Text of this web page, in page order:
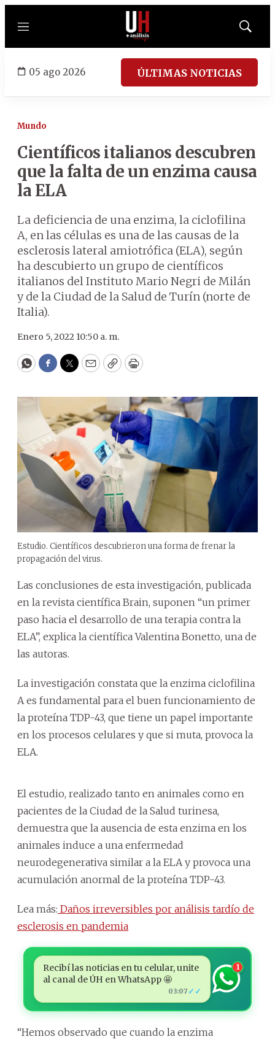
Menú
Mostrar
05 ago 2026 ÚLTIMAS NOTICIAS
Mundo
Científicos italianos descubren
que la falta de un enzima causa
la ELA
La deficiencia de una enzima, la ciclofilina
A, en las células es una de las causas de la
esclerosis lateral amiotrófica (ELA), según
ha descubierto un grupo de científicos
italianos del Instituto Mario Negri de Milán
y de la Ciudad de la Salud de Turín (norte de
Italia).
Enero 5, 2022 10:50 a. m.
WhatsApp
Facebook
Twitter
EmailCopyPrint
Estudio. Científicos descubrieron una forma de frenar la
propagación del virus.
Las conclusiones de esta investigación, publicada
en la revista científica Brain, suponen “un primer
paso hacia el desarrollo de una terapia contra la
ELA”, explica la científica Valentina Bonetto, una de
las autoras.
La investigación constata que la enzima ciclofilina
A es fundamental para el buen funcionamiento de
la proteína TDP-43, que tiene un papel importante
en los procesos celulares y que si muta, provoca la
ELA.
El estudio, realizado tanto en animales como en
pacientes de la Ciudad de la Salud turinesa,
demuestra que la ausencia de esta enzima en los
animales induce a una enfermedad
neurodegenerativa similar a la ELA y provoca una
acumulación anormal de la proteína TDP-43.
Lea más: Daños irreversibles por análisis tardío de
esclerosis en pandemia
Recibí las noticias en tu celular, unite
al canal de ÚH en WhatsApp 🤩
03:07 ✓✓
1
“Hemos observado que cuando la enzima